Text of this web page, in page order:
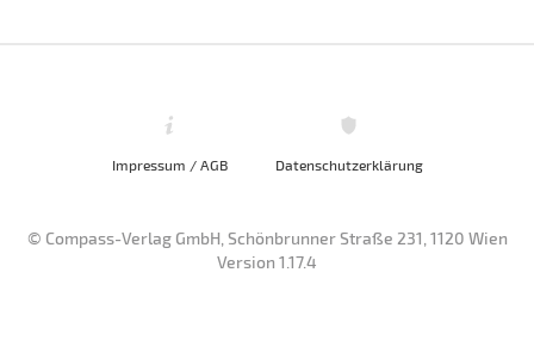
Impressum / AGB Datenschutzerklärung
© Compass-Verlag GmbH, Schönbrunner Straße 231, 1120 Wien
Version 1.17.4